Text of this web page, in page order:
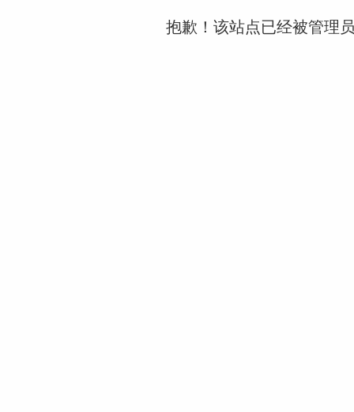
抱歉！该站点已经被管理